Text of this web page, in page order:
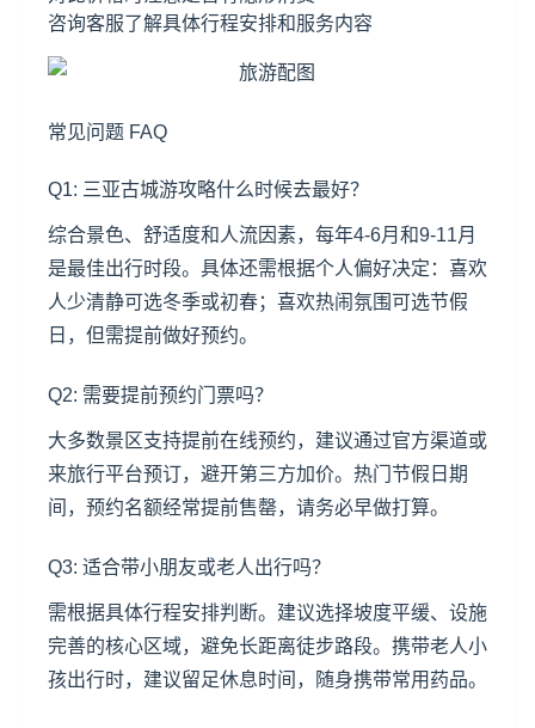
咨询客服了解具体行程安排和服务内容
常见问题 FAQ
Q1: 三亚古城游攻略什么时候去最好？
综合景色、舒适度和人流因素，每年4-6月和9-11月
是最佳出行时段。具体还需根据个人偏好决定：喜欢
人少清静可选冬季或初春；喜欢热闹氛围可选节假
日，但需提前做好预约。
Q2: 需要提前预约门票吗？
大多数景区支持提前在线预约，建议通过官方渠道或
来旅行平台预订，避开第三方加价。热门节假日期
间，预约名额经常提前售罄，请务必早做打算。
Q3: 适合带小朋友或老人出行吗？
需根据具体行程安排判断。建议选择坡度平缓、设施
完善的核心区域，避免长距离徒步路段。携带老人小
孩出行时，建议留足休息时间，随身携带常用药品。